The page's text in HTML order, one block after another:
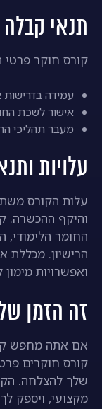
תנאי קבלה
קורס חוקר פרטי
עמידה בדרישות
אישור לשכת
מעבר תהליכי
עלויות
עלות הקורס
והיקף ההכשרה.
החומר הלימודי,
הרישיון. מכללת
ואפשרויות
זה הזמן
אם אתה מחפש
קורס חוקרים
שלך להצלחה.
מקצועי, ויספק